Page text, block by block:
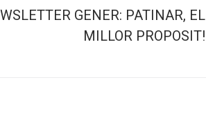
GENER: PATINAR, EL
MILLOR PROPOSIT!